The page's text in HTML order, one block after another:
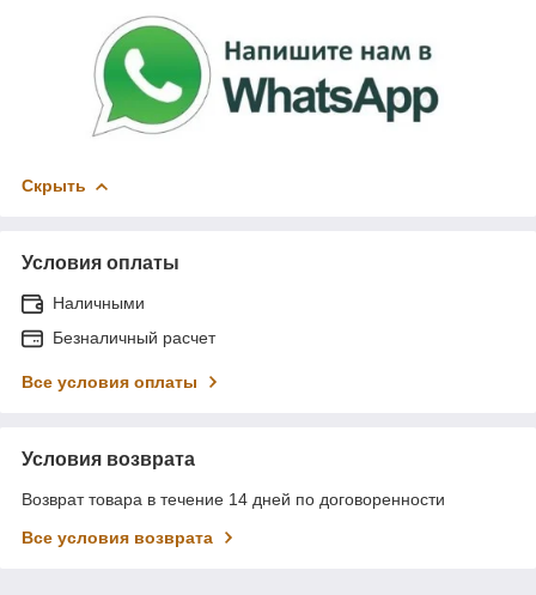
Скрыть
Условия оплаты
Наличными
Безналичный расчет
Все условия оплаты
Условия возврата
Возврат товара в течение 14 дней по договоренности
Все условия возврата